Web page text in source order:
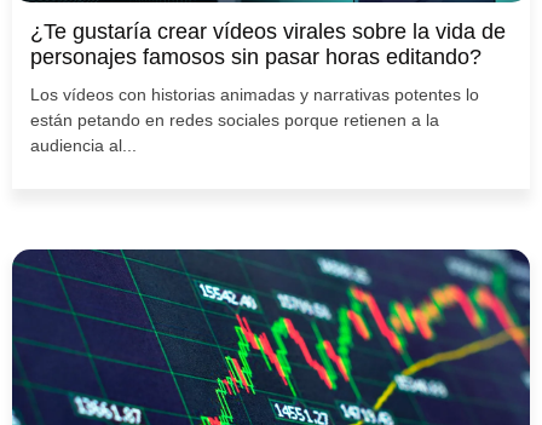
¿Te gustaría crear vídeos virales sobre la vida de
personajes famosos sin pasar horas editando?
Los vídeos con historias animadas y narrativas potentes lo
están petando en redes sociales porque retienen a la
audiencia al...